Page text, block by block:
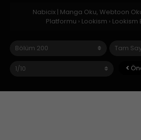
Nabicix | Manga Oku, Webtoon
Platformu › Lookism › Lookism